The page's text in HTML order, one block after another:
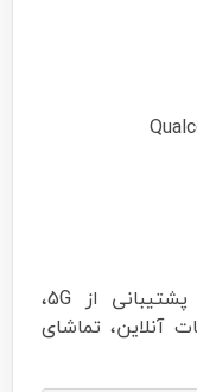
چهار اسپیکر استریو، پشتیبانی از 5G،
آنلاین، تماشای